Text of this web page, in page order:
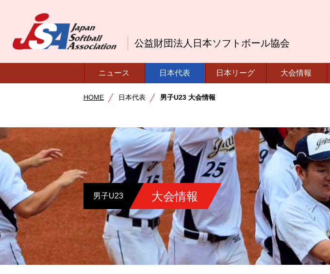
公益財団法人日本ソフトボール協会
ニュース 日本代表 日本リーグ 大会情報
HOME 日本代表 男子U23 大会情報
男子U23 大会情報